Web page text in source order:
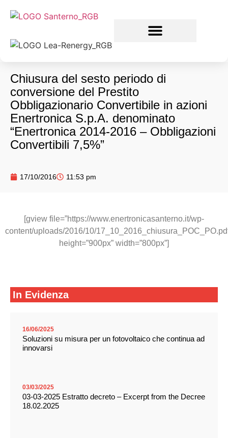
Chiusura del sesto periodo di
conversione del Prestito
Obbligazionario Convertibile in azioni
Enertronica S.p.A. denominato
“Enertronica 2014-2016 – Obbligazioni
Convertibili 7,5%”
17/10/2016 11:53 pm
[gview file=”https://www.enertronicasanterno.it/wp-
content/uploads/2016/10/
height=”900px” width=”800px”]
In Evidenza
16/06/2025
Soluzioni su misura per un fotovoltaico che continua ad
innovarsi
03/03/2025
03-03-2025 Estratto decreto – Excerpt from the Decree
18.02.2025